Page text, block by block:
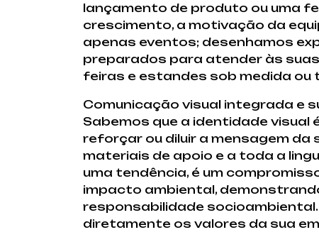
lançamento de produto ou uma
crescimento, a motivação da
apenas eventos; desenhamos
preparados para atender às
feiras e estandes sob medida
Comunicação visual integrada e
Sabemos que a identidade visual
reforçar ou diluir a mensagem da
materiais de apoio e a toda a
uma tendência, é um
impacto ambiental,
responsabilidade
diretamente os valores da sua